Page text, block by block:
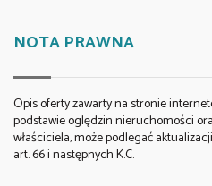
NOTA PRAWNA
Opis oferty zawarty na stronie
podstawie oględzin nieruchomości
właściciela, może podlegać
art. 66 i następnych K.C.